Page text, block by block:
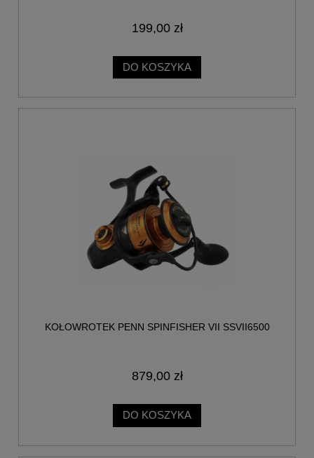
199,00 zł
DO KOSZYKA
KOŁOWROTEK PENN SPINFISHER VII SSVII6500
879,00 zł
DO KOSZYKA